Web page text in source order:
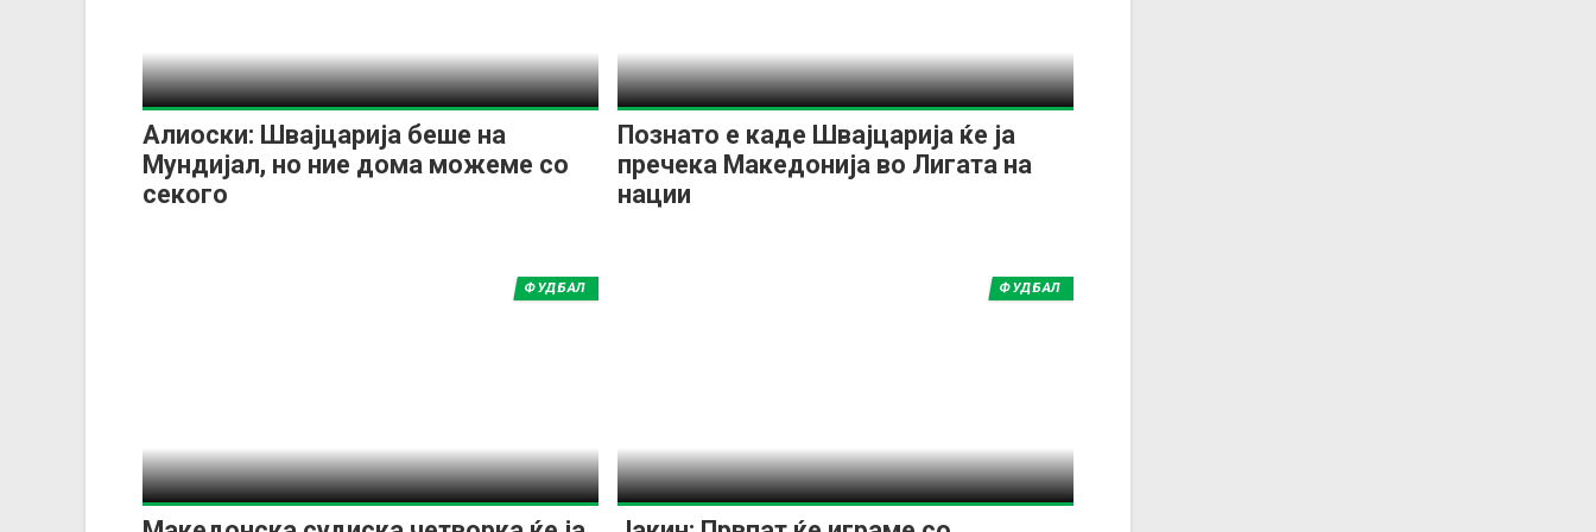
Алиоски: Швајцарија беше на
Мундијал, но ние дома можеме со
секого
Познато е каде Швајцарија ќе ја
пречека Македонија во Лигата на
нации
ФУДБАЛ ФУДБАЛ